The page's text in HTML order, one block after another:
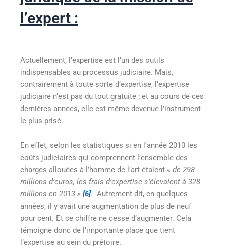
l’expert :
Actuellement, l’expertise est l’un des outils
indispensables au processus judiciaire. Mais,
contrairement à toute sorte d’expertise, l’expertise
judiciaire n’est pas du tout gratuite ; et au cours de ces
dernières années, elle est même devenue l’instrument
le plus prisé.
En effet, selon les statistiques si en l’année 2010 les
coûts judiciaires qui comprennent l’ensemble des
charges allouées à l’homme de l’art étaient « de 298
millions d’euros, les frais d’expertise s’élevaient à 328
millions en 2013 » [6]. Autrement dit, en quelques
années, il y avait une augmentation de plus de neuf
pour cent. Et ce chiffre ne cesse d’augmenter. Cela
témoigne donc de l’importante place que tient
l’expertise au sein du prétoire.